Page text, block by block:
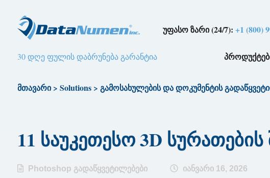
უფასო ზარი (24/7):+1 (800)
30 დღე ფულის დაბრუნება გარანტია
მთავარი> Solutions> გამოსახულების და დოკუმენტის
11 საუკეთესო 3D
Photoshop გადაწყვეტილებები იანვარი 16, 2026